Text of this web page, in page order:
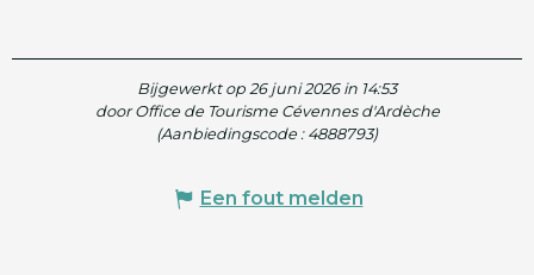
Bijgewerkt op 26 juni 2026 in 14:53
door Office de Tourisme Cévennes d'Ardèche
(Aanbiedingscode : 4888793)
Een fout melden